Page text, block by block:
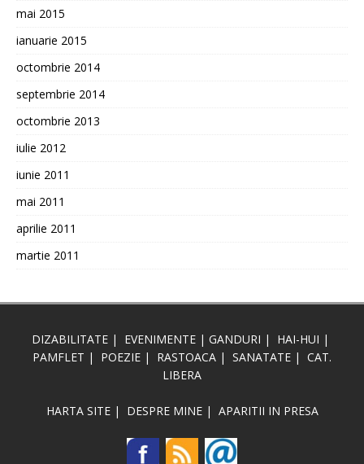
mai 2015
ianuarie 2015
octombrie 2014
septembrie 2014
octombrie 2013
iulie 2012
iunie 2011
mai 2011
aprilie 2011
martie 2011
DIZABILITATE | EVENIMENTE | GANDURI | HAI-HUI |
PAMFLET | POEZIE | RASTOACA | SANATATE | CAT.
LIBERA
HARTA SITE| DESPRE MINE| APARITII IN PRESA